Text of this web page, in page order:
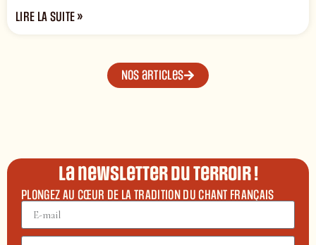
LIRE LA SUITE »
Nos articles
La newsletter du terroir !
PLONGEZ AU CŒUR DE LA TRADITION DU CHANT FRANÇAIS